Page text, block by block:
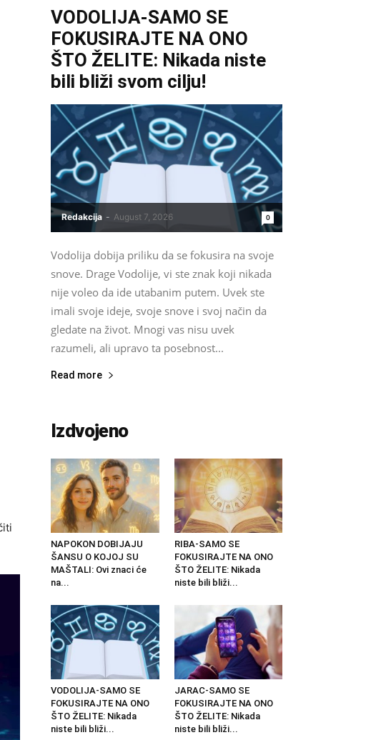
VODOLIJA-SAMO SE
FOKUSIRAJTE NA ONO
ŠTO ŽELITE: Nikada niste
bili bliži svom cilju!
Redakcija - August 7, 2026 0
Vodolija dobija priliku da se fokusira na svoje
snove. Drage Vodolije, vi ste znak koji nikada
nije voleo da ide utabanim putem. Uvek ste
imali svoje ideje, svoje snove i svoj način da
gledate na život. Mnogi vas nisu uvek
razumeli, ali upravo ta posebnost...
Read more
Izdvojeno
NAPOKON DOBIJAJU
ŠANSU O KOJOJ SU
MAŠTALI: Ovi znaci će
na...
RIBA-SAMO SE
FOKUSIRAJTE NA ONO
ŠTO ŽELITE: Nikada
niste bili bliži...
VODOLIJA-SAMO SE
FOKUSIRAJTE NA ONO
ŠTO ŽELITE: Nikada
niste bili bliži...
JARAC-SAMO SE
FOKUSIRAJTE NA ONO
ŠTO ŽELITE: Nikada
niste bili bliži...